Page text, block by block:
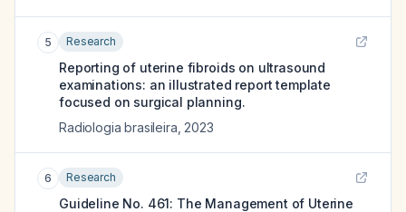
5 Research
Reporting of uterine fibroids on ultrasound
examinations: an illustrated report template
focused on surgical planning.
Radiologia brasileira 2023
6 Research
Guideline No. 461: The Management of Uterine